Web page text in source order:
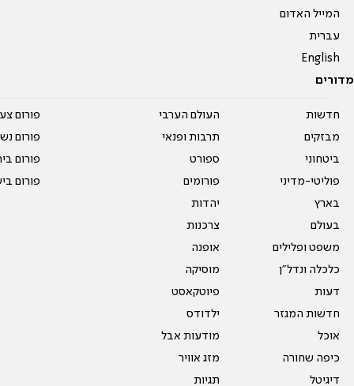
המייל האדום
עברית
English
מדורים
חדשות
מבזקים
ביטחוני
פוליטי-מדיני
בארץ
בעולם
משפט ופלילים
כלכלה ונדל"ן
דעות
חדשות המגזר
אוכל
כיפה שחורה
דיגיטל
העולם הערבי
תרבות ופנאי
ספורט
פורומים
יהדות
צרכנות
אופנה
מוסיקה
פיוטקאסט
ילדודס
מודעות אבל
מזג אוויר
תגיות
פורום
פורום
פורום
פורום